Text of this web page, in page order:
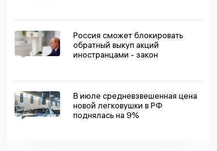
Россия сможет блокировать
обратный выкуп акций
иностранцами - закон
В июле средневзвешенная цена
новой легковушки в РФ
поднялась на 9%